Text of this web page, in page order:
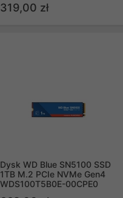
(2szt)
319,00 zł
Dysk WD Blue SN5100 SSD
1TB M.2 PCIe NVMe Gen4
WDS100T5B0E-00CPE0